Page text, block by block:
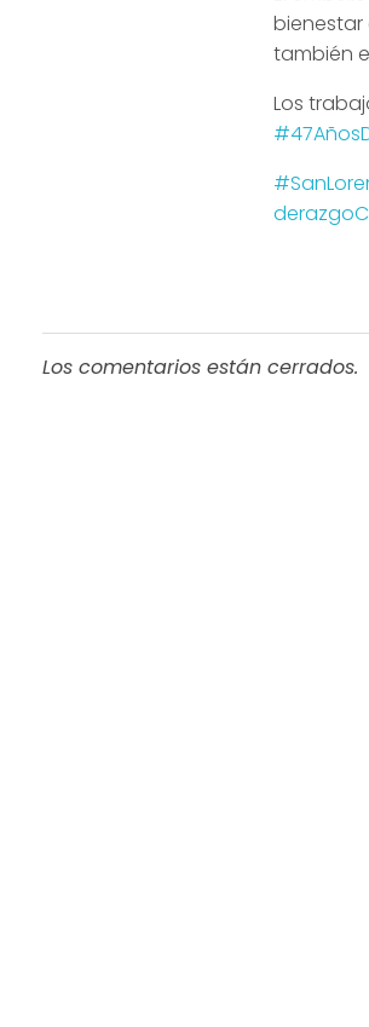
bienestar
también
Los
Los comentarios están cerrados.